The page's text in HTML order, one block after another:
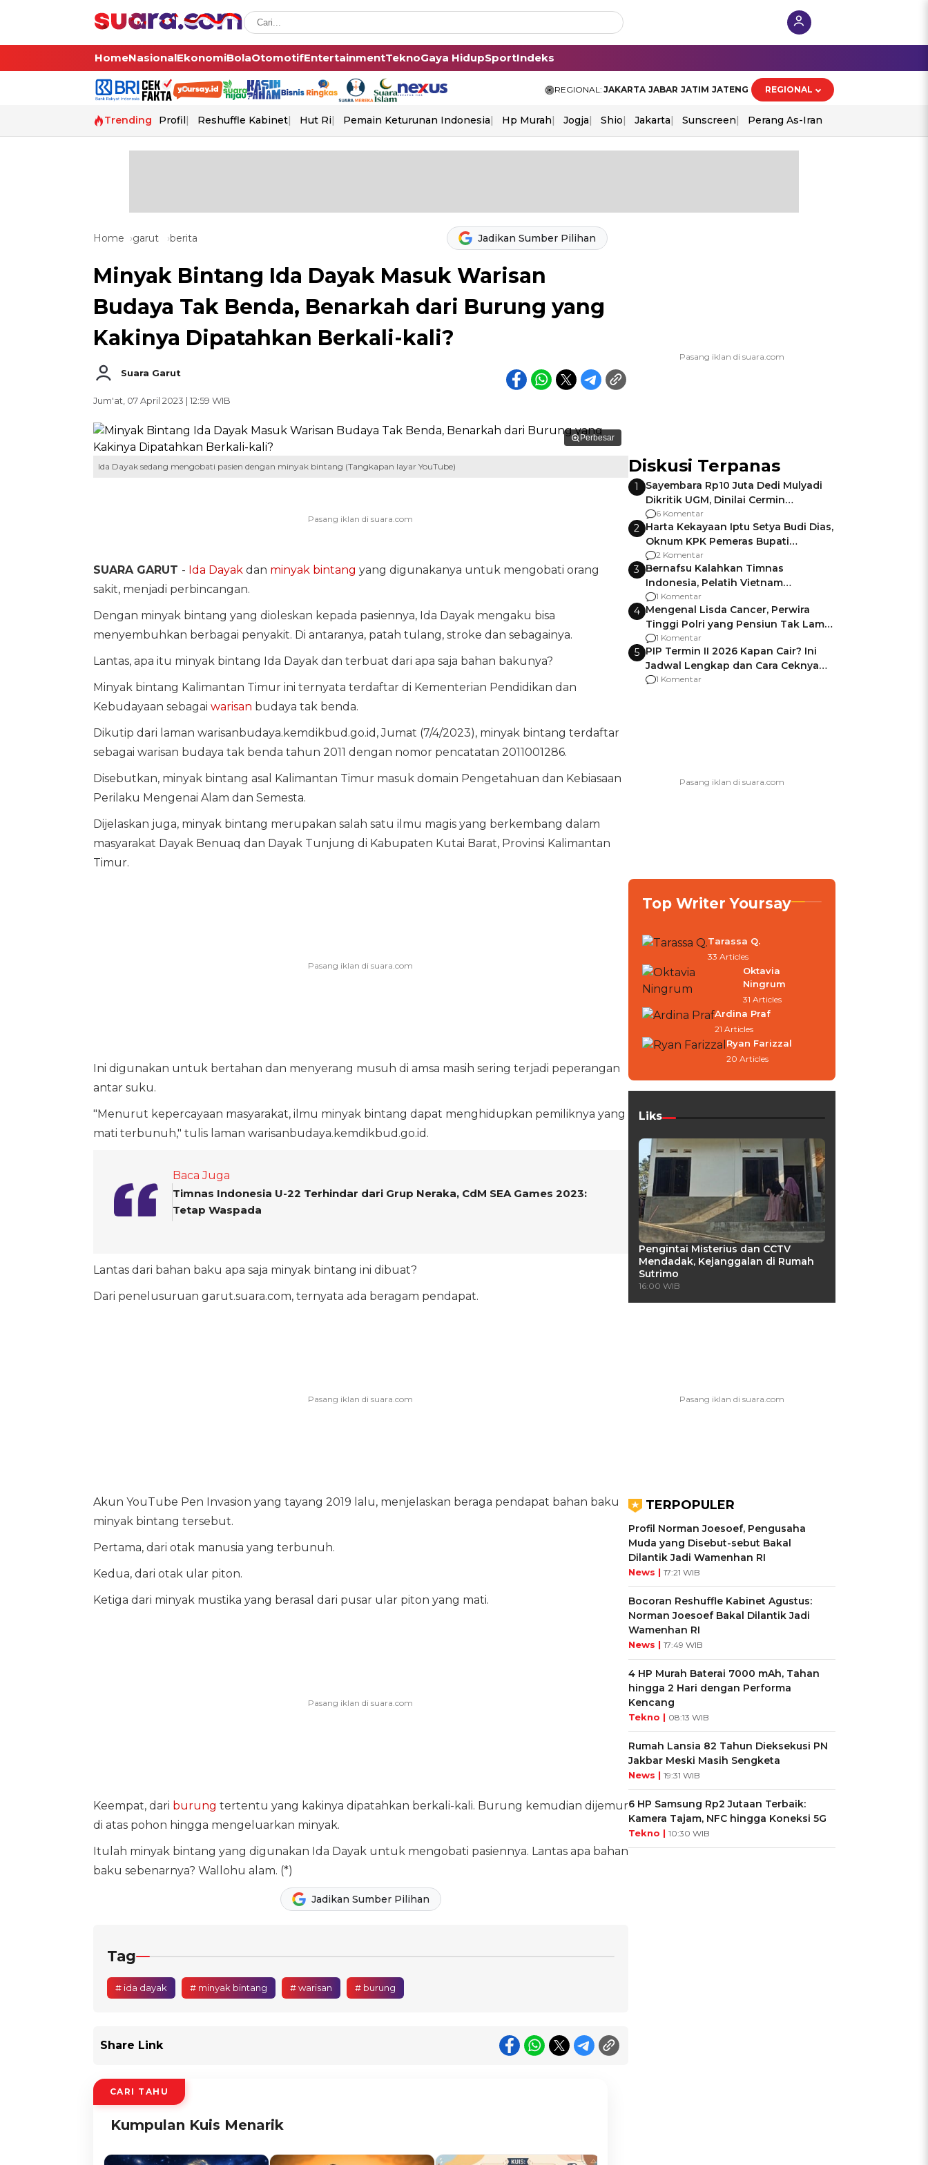
HomeNasionalEkonomiBolaOtomotifEntertainmentTeknoGaya HidupSportIndeks
REGIONAL: JAKARTA JABAR JATIM JATENG REGIONAL
Trending Profil Reshuffle Kabinet Hut Ri Pemain Keturunan Indonesia Hp Murah Jogja Shio Jakarta Sunscreen Perang As-Iran
Home garut berita Jadikan Sumber Pilihan
Minyak Bintang Ida Dayak Masuk Warisan
Budaya Tak Benda, Benarkah dari Burung yang
Kakinya Dipatahkan Berkali-kali?
Suara Garut
Jum'at, 07 April 2023 | 12:59 WIB
Perbesar
Ida Dayak sedang mengobati pasien dengan minyak bintang (Tangkapan layar YouTube)
SUARA GARUT - Ida Dayakdan minyak bintang yang digunakanya untuk mengobati orang
sakit, menjadi perbincangan.
Dengan minyak bintang yang dioleskan kepada pasiennya, Ida Dayak mengaku bisa
menyembuhkan berbagai penyakit. Di antaranya, patah tulang, stroke dan sebagainya.
Lantas, apa itu minyak bintang Ida Dayak dan terbuat dari apa saja bahan bakunya?
Minyak bintang Kalimantan Timur ini ternyata terdaftar di Kementerian Pendidikan dan
Kebudayaan sebagai warisan budaya tak benda.
Dikutip dari laman warisanbudaya.kemdikbud.go.id, Jumat (7/4/2023), minyak bintang terdaftar
sebagai warisan budaya tak benda tahun 2011 dengan nomor pencatatan 2011001286.
Disebutkan, minyak bintang asal Kalimantan Timur masuk domain Pengetahuan dan Kebiasaan
Perilaku Mengenai Alam dan Semesta.
Dijelaskan juga, minyak bintang merupakan salah satu ilmu magis yang berkembang dalam
masyarakat Dayak Benuaq dan Dayak Tunjung di Kabupaten Kutai Barat, Provinsi Kalimantan
Timur.
Ini digunakan untuk bertahan dan menyerang musuh di amsa masih sering terjadi peperangan
antar suku.
"Menurut kepercayaan masyarakat, ilmu minyak bintang dapat menghidupkan pemiliknya yang
mati terbunuh," tulis laman warisanbudaya.kemdikbud.go.id.
Baca Juga
Timnas Indonesia U-22 Terhindar dari Grup Neraka, CdM SEA Games 2023:
Tetap Waspada
Lantas dari bahan baku apa saja minyak bintang ini dibuat?
Dari penelusuruan garut.suara.com, ternyata ada beragam pendapat.
Akun YouTube Pen Invasion yang tayang 2019 lalu, menjelaskan beraga pendapat bahan baku
minyak bintang tersebut.
Pertama, dari otak manusia yang terbunuh.
Kedua, dari otak ular piton.
Ketiga dari minyak mustika yang berasal dari pusar ular piton yang mati.
Keempat, dari burung tertentu yang kakinya dipatahkan berkali-kali. Burung kemudian dijemur
di atas pohon hingga mengeluarkan minyak.
Itulah minyak bintang yang digunakan Ida Dayak untuk mengobati pasiennya. Lantas apa bahan
baku sebenarnya? Wallohu alam. (*)
Jadikan Sumber Pilihan
Tag
# ida dayak # minyak bintang # warisan # burung
Share Link
CARI TAHU
Kumpulan Kuis Menarik
Diskusi Terpanas
1
Sayembara Rp10 Juta Dedi Mulyadi
Dikritik UGM, Dinilai Cermin
Gagalnya Negara Jamin Keamanan
6 Komentar
2 Harta Kekayaan Iptu Setya Budi Dias,
Oknum KPK Pemeras Bupati
Pemalang
2 Komentar
3 Bernafsu Kalahkan Timnas
Indonesia, Pelatih Vietnam
Berencana Pakai Jimat di Pakansari
1 Komentar
4 Mengenal Lisda Cancer, Perwira
Tinggi Polri yang Pensiun Tak Lama
Usai Jadi Brigjen
1 Komentar
5 PIP Termin II 2026 Kapan Cair? Ini
Jadwal Lengkap dan Cara Ceknya
agar Dana Tidak Hangus!
1 Komentar
Top Writer Yoursay
Tarassa Q.
33 Articles
Oktavia
Ningrum
31 Articles
Ardina Praf
21 Articles
Ryan Farizzal
20 Articles
Liks
Pengintai Misterius dan CCTV
Mendadak, Kejanggalan di Rumah
Sutrimo
16:00 WIB
TERPOPULER
Profil Norman Joesoef, Pengusaha
Muda yang Disebut-sebut Bakal
Dilantik Jadi Wamenhan RI
News | 17:21 WIB
Bocoran Reshuffle Kabinet Agustus:
Norman Joesoef Bakal Dilantik Jadi
Wamenhan RI
News | 17:49 WIB
4 HP Murah Baterai 7000 mAh, Tahan
hingga 2 Hari dengan Performa
Kencang
Tekno | 08:13 WIB
Rumah Lansia 82 Tahun Dieksekusi PN
Jakbar Meski Masih Sengketa
News | 19:31 WIB
6 HP Samsung Rp2 Jutaan Terbaik:
Kamera Tajam, NFC hingga Koneksi 5G
Tekno | 10:30 WIB